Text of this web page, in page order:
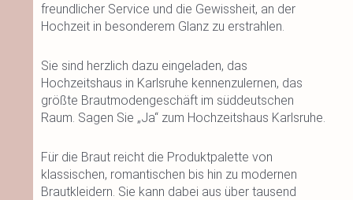
freundlicher Service und die Gewissheit, an der
Hochzeit in besonderem Glanz zu erstrahlen.
Sie sind herzlich dazu eingeladen, das
Hochzeitshaus in Karlsruhe kennenzulernen, das
größte Brautmodengeschäft im süddeutschen
Raum. Sagen Sie „Ja“ zum Hochzeitshaus Karlsruhe.
Für die Braut reicht die Produktpalette von
klassischen, romantischen bis hin zu modernen
Brautkleidern. Sie kann dabei aus über tausend